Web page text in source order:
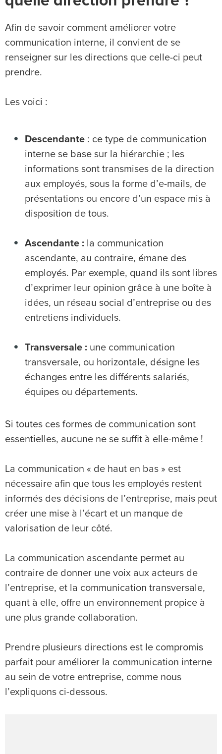
Afin de savoir comment améliorer votre
communication interne, il convient de se
renseigner sur les directions que celle-ci peut
prendre.
Les voici :
Descendante : ce type de communication
interne se base sur la hiérarchie ; les
informations sont transmises de la direction
aux employés, sous la forme d’e-mails, de
présentations ou encore d’un espace mis à
disposition de tous.
Ascendante : la communication
ascendante, au contraire, émane des
employés. Par exemple, quand ils sont libres
d’exprimer leur opinion grâce à une boîte à
idées, un réseau social d’entreprise ou des
entretiens individuels.
Transversale : une communication
transversale, ou horizontale, désigne les
échanges entre les différents salariés,
équipes ou départements.
Si toutes ces formes de communication sont
essentielles, aucune ne se suffit à elle-même !
La communication « de haut en bas » est
nécessaire afin que tous les employés restent
informés des décisions de l’entreprise, mais peut
créer une mise à l’écart et un manque de
valorisation de leur côté.
La communication ascendante permet au
contraire de donner une voix aux acteurs de
l’entreprise, et la communication transversale,
quant à elle, offre un environnement propice à
une plus grande collaboration.
Prendre plusieurs directions est le compromis
parfait pour améliorer la communication interne
au sein de votre entreprise, comme nous
l’expliquons ci-dessous.